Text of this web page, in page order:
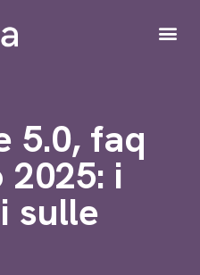
5.0, faq
i
sulle